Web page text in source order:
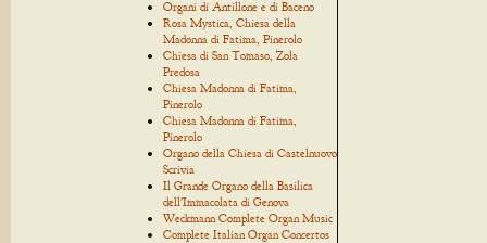
Organi di Antillone e di Baceno
Rosa Mystica, Chiesa della
Madonna di Fatima, Pinerolo
Chiesa di San Tomaso, Zola
Predosa
Chiesa Madonna di Fatima,
Pinerolo
Chiesa Madonna di Fatima,
Pinerolo
Organo della Chiesa di Castelnuovo
Scrivia
Il Grande Organo della Basilica
dell'Immacolata di Genova
Weckmann Complete Organ Music
Complete Italian Organ Concertos